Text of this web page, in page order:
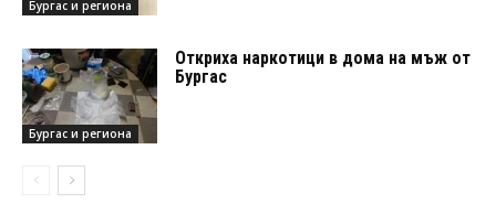
Бургас и региона
Бургас и региона
Откриха наркотици в дома на мъж от
Бургас